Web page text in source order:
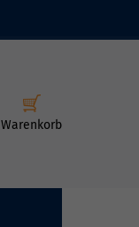
Warenkorb